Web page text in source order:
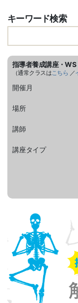
キーワード検索
指導者養成講座・
（通常クラスはこちら ／
開催月
場所
講師
講座タイプ